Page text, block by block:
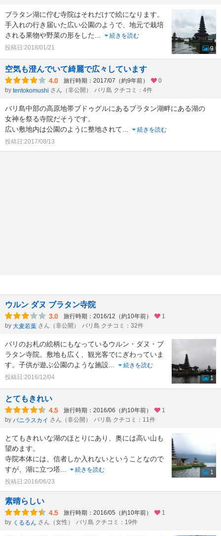
ブラタン湖に佇む寺院はそれだけで絵になります。
手入れの行き届いた広い公園のようで、地元で栽培
される果物や野菜の形をした
続きを読む
投稿日:2018/01/21
9
空気も澄んでいて綺麗で広々しています
4.0 旅行時期：2017/07（約9年前）
0
by tentokomushi さん（非公開） バリ島 クチコミ：4件
バリ島中部の高原地帯ブドゥグルにあるブラタン湖畔にある湖の
女神を祭る寺院だそうです。
広い敷地内は公園のように整地されて
続きを読む
投稿日:2017/08/13
ウルン ダヌ ブラタン寺院
3.0 旅行時期：2016/12（約10年前）
1
by 大麦若葉 さん（非公開） バリ島 クチコミ：32件
バリのお札の絵柄にもなっているウルン・ダヌ・ブ
ラタン寺院。敷地も広く、観光客でにぎわっていま
す。子供が遊ぶ公園のような施設
続きを読む
投稿日:2016/12/04
1
とてもきれい
4.5 旅行時期：2016/06（約10年前）
1
by バニラスカイ さん（非公開） バリ島 クチコミ：11件
とてもきれいな湖のほとりにあり、奥には高い山も
望めます。
寺院本体には、信者しか入れないということなので
すが、湖に立つ塔
続きを読む
投稿日:2016/06/23
1
素晴らしい
4.5 旅行時期：2016/05（約10年前）
1
by くるるん さん（女性） バリ島 クチコミ：19件